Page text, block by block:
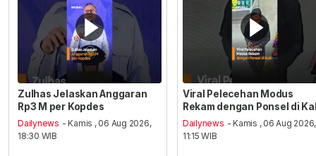
Zulhas Jelaskan Anggaran
Rp3 M per Kopdes
Dailynews - Kamis , 06 Aug 2026,
18:30 WIB
Viral Pelecehan Modus
Rekam dengan Ponsel di
Dailynews - Kamis , 06 Aug 2026,
11:15 WIB